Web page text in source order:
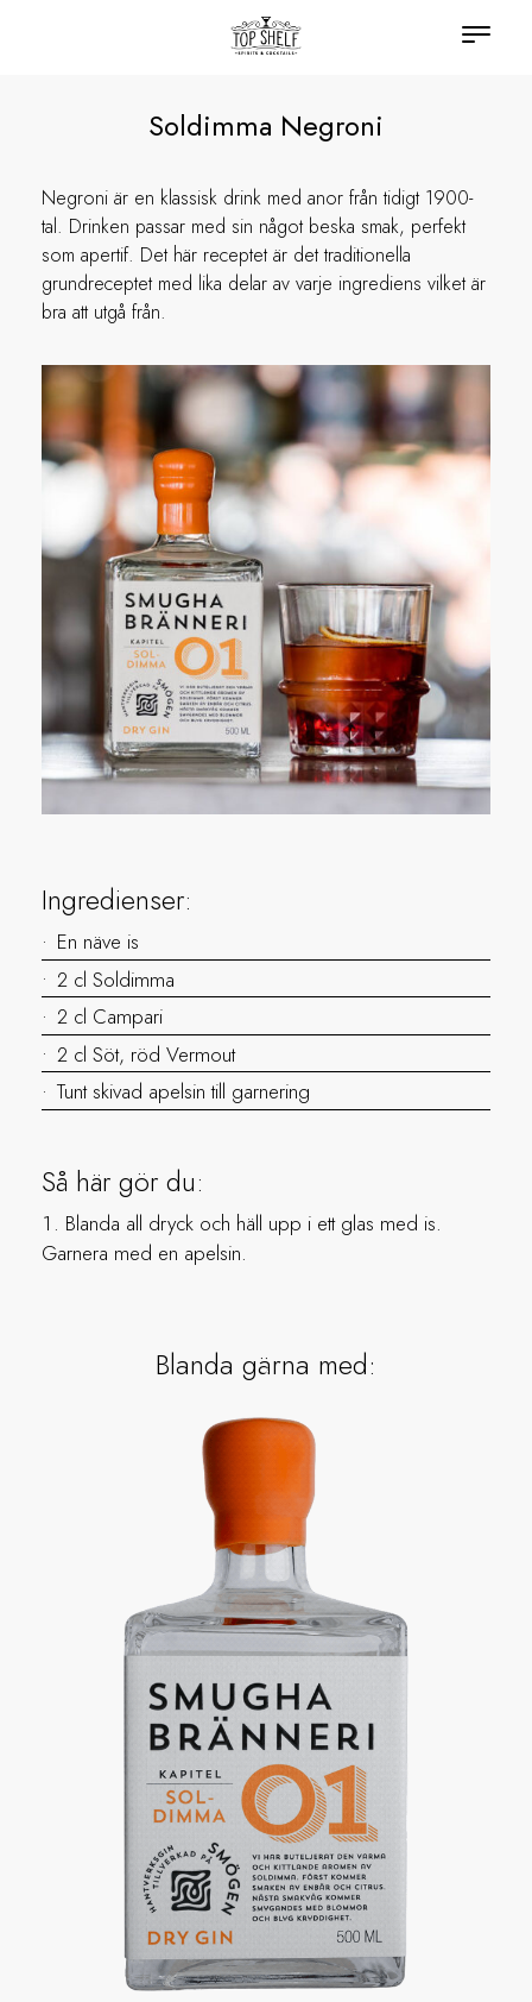
Soldimma Negroni
Negroni är en klassisk drink med anor från tidigt 1900-
tal. Drinken passar med sin något beska smak, perfekt
som apertif. Det här receptet är det traditionella
grundreceptet med lika delar av varje ingrediens vilket är
bra att utgå från.
Blanda gärna med:
Ingredienser:
En näve is
2 cl Soldimma
2 cl Campari
2 cl Söt, röd Vermout
Tunt skivad apelsin till garnering
Så här gör du:
Blanda all dryck och häll upp i ett glas med is.
Garnera med en apelsin.